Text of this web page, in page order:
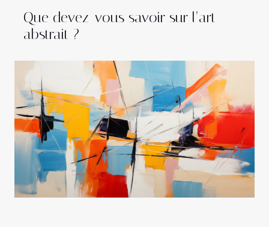
Que devez-vous savoir sur l’art
abstrait ?